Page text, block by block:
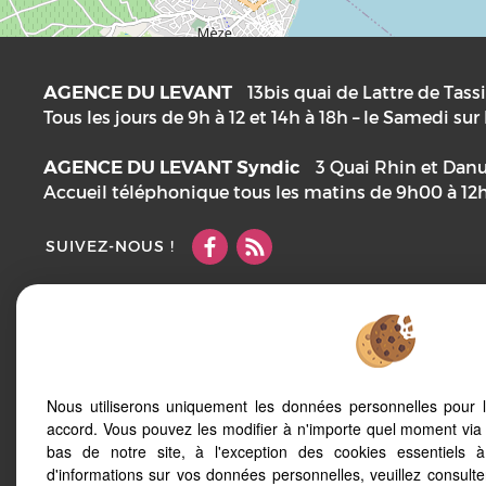
AGENCE DU LEVANT
13bis quai de Lattre de
Tous les jours de 9h à 12 et 14h à 18h – le Samedi sur
AGENCE DU LEVANT Syndic
3 Quai Rhin et
Accueil téléphonique tous les matins de 9h00 à
SUIVEZ-NOUS !
Plan
Afin de vous offrir un confort de lecture
votre smartphone, notre site s’adapte
Nous utiliserons uniquement les données personnelles
accord. Vous pouvez les modifier à n'importe quel moment
bas de notre site, à l'exception des cookies essentiels
d'informations sur vos données personnelles, veuillez